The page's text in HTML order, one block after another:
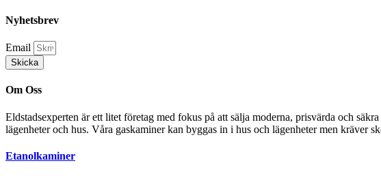
Nyhetsbrev
Email
Skicka
Om Oss
Eldstadsexperten är ett litet företag med fokus på att sälja moderna, prisvärda och
lägenheter och hus. Våra gaskaminer kan byggas in i hus och lägenheter men kräver
Etanolkaminer